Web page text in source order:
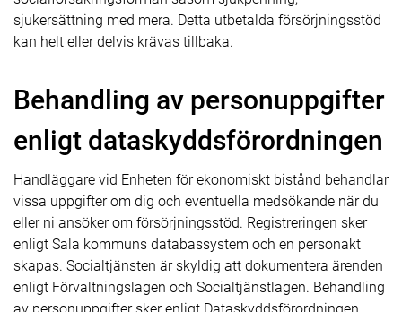
sjukersättning med mera. Detta utbetalda försörjningsstöd
kan helt eller delvis krävas tillbaka.
Behandling av personuppgifter
enligt dataskyddsförordningen
Handläggare vid Enheten för ekonomiskt bistånd behandlar
vissa uppgifter om dig och eventuella medsökande när du
eller ni ansöker om försörjningsstöd. Registreringen sker
enligt Sala kommuns databassystem och en personakt
skapas. Socialtjänsten är skyldig att dokumentera ärenden
enligt Förvaltningslagen och Socialtjänstlagen. Behandling
av personuppgifter sker enligt Dataskyddsförordningen